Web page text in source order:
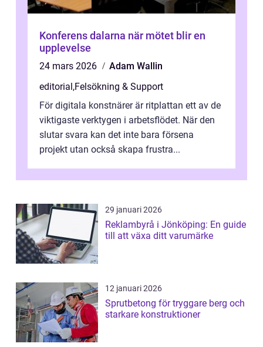
Konferens dalarna när mötet blir en
upplevelse
24 mars 2026
Adam Wallin
editorial,Felsökning & Support
För digitala konstnärer är ritplattan ett av de
viktigaste verktygen i arbetsflödet. När den
slutar svara kan det inte bara försena
projekt utan också skapa frustra...
29 januari 2026
Reklambyrå i Jönköping: En guide
till att växa ditt varumärke
12 januari 2026
Sprutbetong för tryggare berg och
starkare konstruktioner